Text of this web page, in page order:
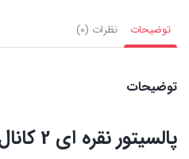
توضیحات نظرات (0)
توضیحات
پالسیتور نقره ای 2 کانال انکا – ساخت ترکیه